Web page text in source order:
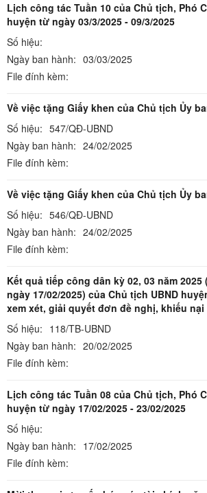
Lịch công tác Tuần 10 của Chủ tịch, Phó
huyện từ ngày 03/3/2025 - 09/3/2025
Số hiệu:
Ngày ban hành: 03/03/2025
File đính kèm:
Về việc tặng Giấy khen của Chủ tịch Ủy
Số hiệu: 547/QĐ-UBND
Ngày ban hành: 24/02/2025
File đính kèm:
Về việc tặng Giấy khen của Chủ tịch Ủy
Số hiệu: 546/QĐ-UBND
Ngày ban hành: 24/02/2025
File đính kèm:
Kết quả tiếp công dân kỳ 02, 03 năm 2025
ngày 17/02/2025) của Chủ tịch UBND
xem xét, giải quyết đơn đề nghị, khiếu
Số hiệu: 118/TB-UBND
Ngày ban hành: 20/02/2025
File đính kèm:
Lịch công tác Tuần 08 của Chủ tịch, Phó
huyện từ ngày 17/02/2025 - 23/02/2025
Số hiệu:
Ngày ban hành: 17/02/2025
File đính kèm: